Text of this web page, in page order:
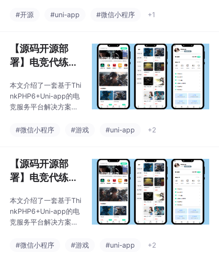
包括多端适配、全游戏
游戏
社交、线下搭子等多种
持多端运行（微信小程
序、H5、PC等），核
心功能包括用户服务匹
统和语音互动等。文章
详细说明了技术选型理
由、功能模块、代码结
供了二次开发建议。该
建类似服务平台。
#开源 #uni-app #微信小程序 +1
【源码开源部
署】电竞代练护
全游戏服务平台
完整解决方案
程）
本文介绍了一套基于Thi
nkPHP6+Uni-app的电
竞服务平台解决方案。
序、H5、APP等多端同
景。技术架构采用Uni-a
pp实现跨端开发，后端
使用ThinkPHP6框架，
机、Redis抢单机制和佣
金结算体系。部署方案
基于宝塔面板，支持快
包括多端适配、全游戏
#微信小程序 #游戏 #uni-app +2
【源码开源部
署】电竞代练护
全游戏服务平台
完整解决方案
程）
本文介绍了一套基于Thi
nkPHP6+Uni-app的电
竞服务平台解决方案。
序、H5、APP等多端同
#微信小程序 #游戏 #uni-app +2